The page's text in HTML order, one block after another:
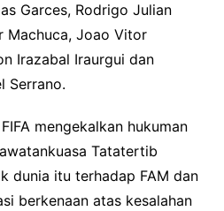
Garces, Rodrigo Julian
Machuca, Joao Vitor
Irazabal Iraurgui dan
Serrano.
mengekalkan hukuman
Tatatertib
dunia itu terhadap FAM dan
berkenaan atas kesalahan